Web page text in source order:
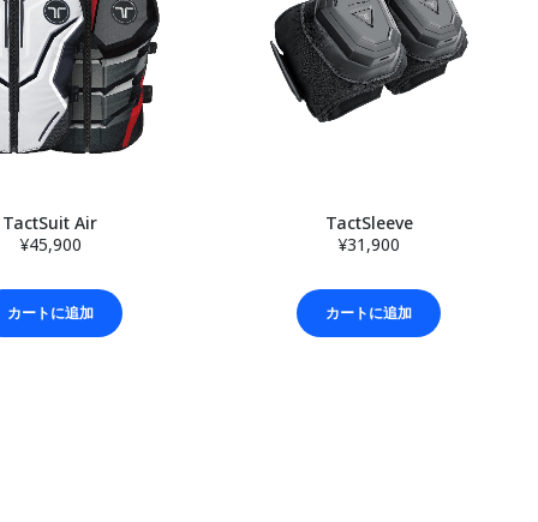
TactSuit Air
¥45,900
カートに追加
TactSleeve
¥31,900
カートに追加